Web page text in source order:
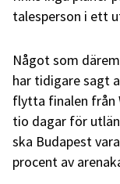
talesperson i ett
Något som
har tidigare sagt
flytta finalen från
tio dagar för
ska Budapest
procent av